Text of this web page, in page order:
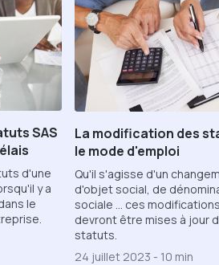
SAS
d'une
y a
le
La modification des
le mode d'emploi
Qu'il s'agisse d'un
d'objet social, de
sociale ... ces
devront être mises à jour
statuts.
24 juillet 2023 - 10 min